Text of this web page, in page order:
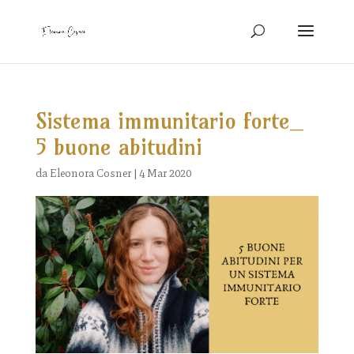
Sistema immunitario forte_
5 buone abitudini
da Eleonora Cosner| 4 Mar 2020